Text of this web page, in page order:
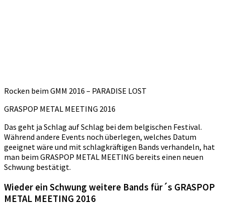
Rocken beim GMM 2016 – PARADISE LOST
GRASPOP METAL MEETING 2016
Das geht ja Schlag auf Schlag bei dem belgischen Festival.
Während andere Events noch überlegen, welches Datum
geeignet wäre und mit schlagkräftigen Bands verhandeln, hat
man beim GRASPOP METAL MEETING bereits einen neuen
Schwung bestätigt.
Wieder ein Schwung weitere Bands für´s GRASPOP
METAL MEETING 2016